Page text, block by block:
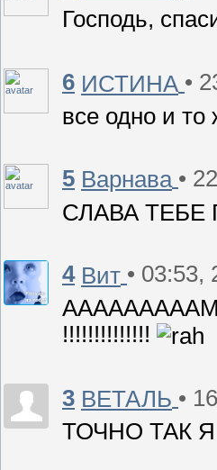
Господь,
6 ИСТИНА •
все одно и то
5 Варнава •
СЛАВА ТЕБЕ
4 Вит • 03:53,
!!!!!!!!!!!!!!
3 ВЕТАЛЬ •
ТОЧНО ТАК